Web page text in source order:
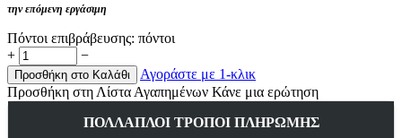
την επόμενη εργάσιμη
Πόντοι επιβράβευσης: πόντοι
+
−
Προσθήκη στο Καλάθι
Αγοράστε με 1-κλικ
Προσθήκη στη Λίστα Αγαπημένων Κάνε μια ερώτηση
ΠΟΛΛΑΠΛΟΊ ΤΡΌΠΟΙ ΠΛΗΡΩΜΉΣ